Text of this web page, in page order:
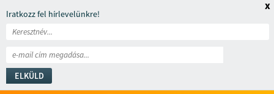
Iratkozz fel hírlevelünkre!
ELKÜLD
x